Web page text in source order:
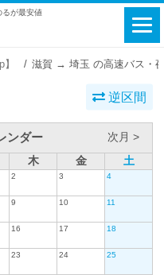
るが最安値
滋賀 → 埼玉 の高速バス・
逆区間
ンダー
次月 >
木 金 土
2 3 4
9 10 11
16 17 18
23 24 25